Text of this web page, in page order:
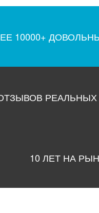
10000+
10 ЛЕТ НА